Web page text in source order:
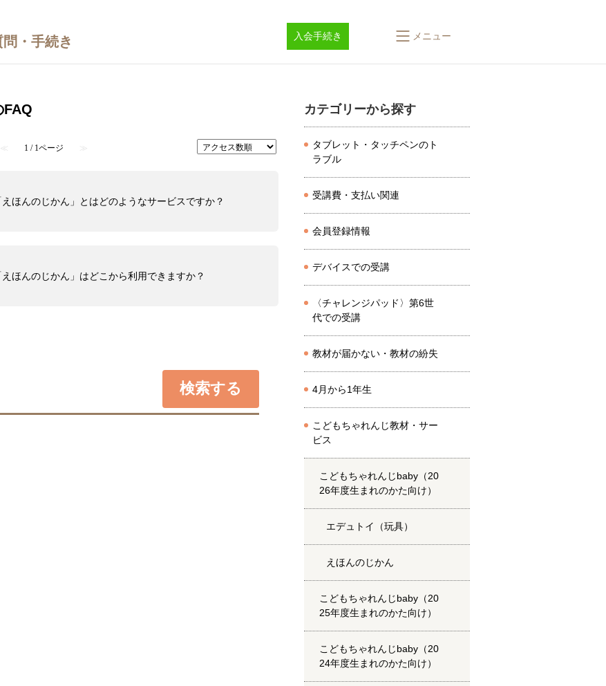
入会手続き メニュー
カテゴリーから探す
タブレット・タッチペンのト
ラブル
受講費・支払い関連
会員登録情報
デバイスでの受講
〈チャレンジパッド〉第6世
代での受講
教材が届かない・教材の紛失
4月から1年生
こどもちゃれんじ教材・サー
ビス
こどもちゃれんじbaby（20
26年度生まれのかた向け）
エデュトイ（玩具）
えほんのじかん
こどもちゃれんじbaby（20
25年度生まれのかた向け）
こどもちゃれんじbaby（20
24年度生まれのかた向け）
FAQ
≪ 1 / 1ページ ≫
ほんのじかん」とはどのようなサービスですか？
ほんのじかん」はどこから利用できますか？